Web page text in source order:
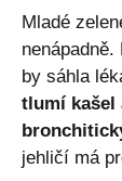
Mladé
by sáhla
tlumí kašel
jehličí má